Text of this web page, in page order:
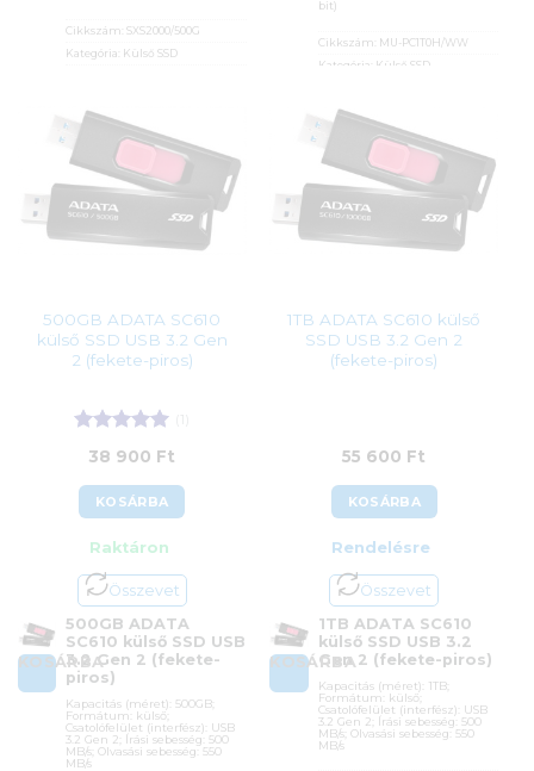
Cikkszám:SXS2000/500G
Kategória: Külső SSD
ÁFA:
27%
Azonosító:41534
44 990Ft
bit)
Cikkszám: MU-PC1T0H/WW
Kategória: Külső SSD
Garanciaidő:
Azonosító:
77 400Ft
500GB ADATA SC610
külső SSD USB 3.2 Gen
2 (fekete-piros)
Értékelés:5
/ 538 900 Ft
KOSÁRBA
Raktáron
Összevet
KOSÁRBA
500GB ADATA
SC610 külső SSD USB
3.2 Gen 2 (fekete-
piros)
Kapacitás (méret): 500GB;
Formátum: külső;
Csatolófelület (interfész): USB
3.2 Gen 2; Írási sebesség: 500
MB/s; Olvasási sebesség: 550
MB/s
1TB ADATA SC610 külső
SSD USB 3.2 Gen 2
(fekete-piros)
55 600 Ft
KOSÁRBA
Rendelésre
Összevet
KOSÁRBA
1TB ADATA SC610
külső SSD USB 3.2
Gen 2 (fekete-piros)
Kapacitás (méret): 1TB;
Formátum: külső;
Csatolófelület (interfész): USB
3.2 Gen 2; Írási sebesség: 500
MB/s; Olvasási sebesség: 550
MB/s